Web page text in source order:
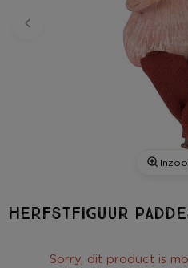
Herfstfiguur
Sorry, dit product is